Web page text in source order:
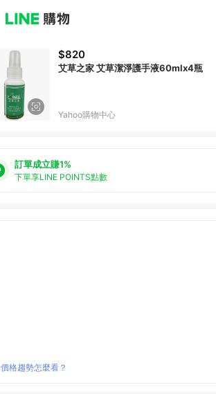
$820
艾草之家 艾草潔淨護手液60mlx4瓶
Yahoo購物中心
訂單成立賺1%
下單享LINE POINTS點數
價格趨勢怎麼看？